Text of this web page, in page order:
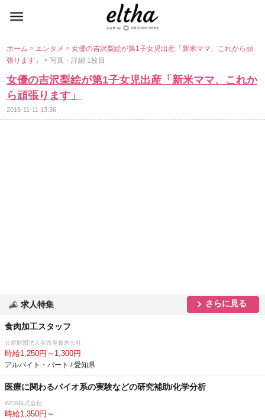
ホーム> エンタメ>女優の吉沢梨絵が第1子女児出産「新米ママ、これから頑
張ります」> 写真・詳細 1枚目
女優の吉沢梨絵が第1子女児出産「新米ママ、これか
ら頑張ります」
2016-11-11 13:36
求人特集 さらに見る
食肉加工スタッフ
公益財団法人名古屋食肉公社
時給1,250円～1,300円
アルバイト・パート / 愛知県
医療に関わるバイオ系の実験などの研究補助/化学分析
WDB株式会社
時給1,350円～